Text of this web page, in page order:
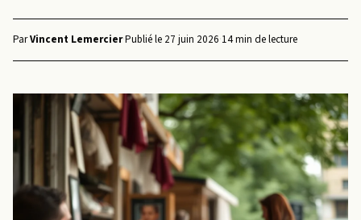
ParVincent Lemercier·Publié le 27 juin 2026·14 min de lecture